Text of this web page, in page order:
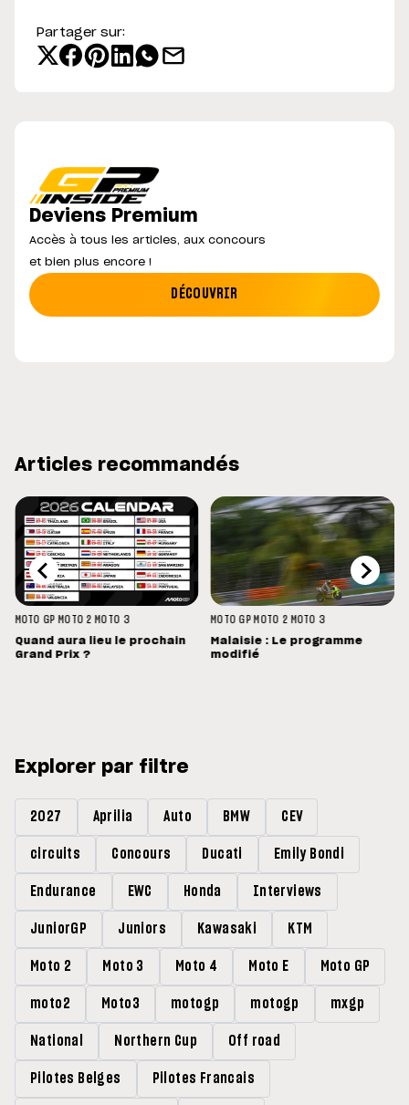
Partager sur:
Deviens Premium
Accès à tous les articles, aux concours
et bien plus encore !
DÉCOUVRIR
Articles recommandés
MOTO GP MOTO 2 MOTO 3
Quand aura lieu le prochain
Grand Prix ?
MOTO GP MOTO 2 MOTO 3
Malaisie : Le programme
modifié
Explorer par filtre
2027 Aprilia Auto BMW CEV
circuits Concours Ducati Emily Bondi
Endurance EWC Honda Interviews
JuniorGP Juniors Kawasaki KTM
Moto 2 Moto 3 Moto 4 Moto E Moto GP
moto2 Moto3 motogp motogp mxgp
National Northern Cup Off road
Pilotes Belges Pilotes Francais